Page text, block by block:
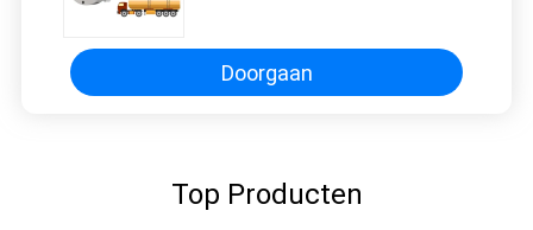
Doorgaan
Top Producten